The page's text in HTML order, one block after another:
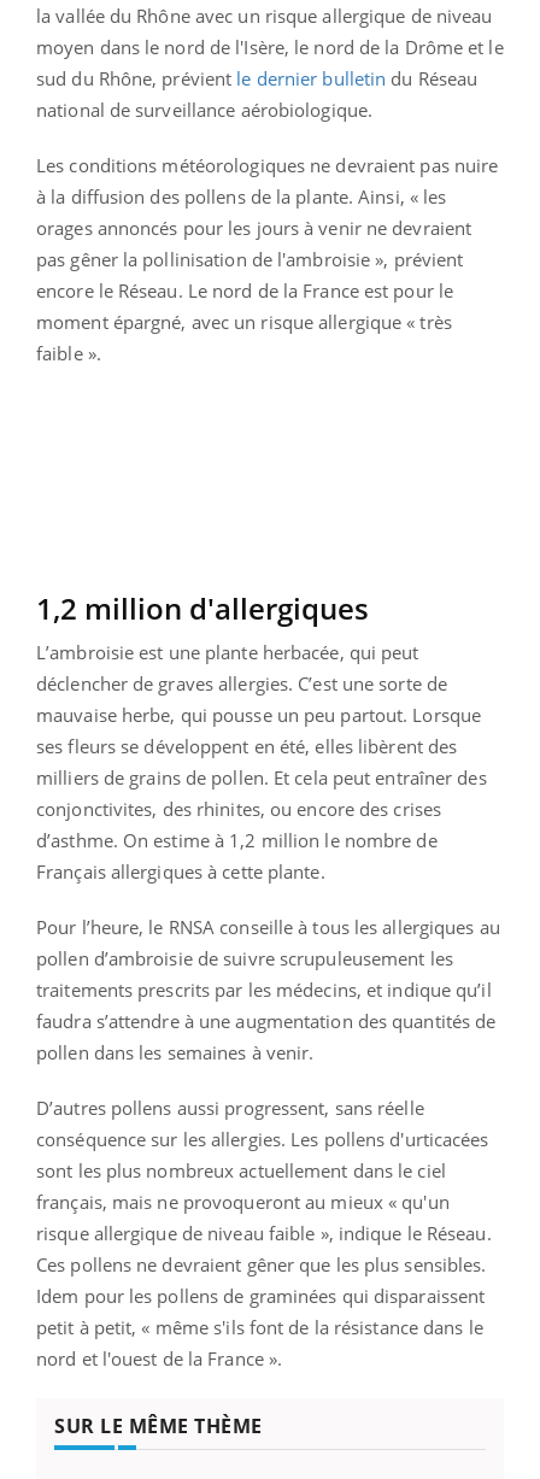
la vallée du Rhône avec un risque allergique de niveau
moyen dans le nord de l'Isère, le nord de la Drôme et le
sud du Rhône, prévient le dernier bulletin du Réseau
national de surveillance aérobiologique.
Les conditions météorologiques ne devraient pas nuire
à la diffusion des pollens de la plante. Ainsi, « les
orages annoncés pour les jours à venir ne devraient
pas gêner la pollinisation de l'ambroisie », prévient
encore le Réseau. Le nord de la France est pour le
moment épargné, avec un risque allergique « très
faible ».
1,2 million d'allergiques
L’ambroisie est une plante herbacée, qui peut
déclencher de graves allergies. C’est une sorte de
mauvaise herbe, qui pousse un peu partout. Lorsque
ses fleurs se développent en été, elles libèrent des
milliers de grains de pollen. Et cela peut entraîner des
conjonctivites, des rhinites, ou encore des crises
d’asthme. On estime à 1,2 million le nombre de
Français allergiques à cette plante.
Pour l’heure, le RNSA conseille à tous les allergiques au
pollen d’ambroisie de suivre scrupuleusement les
traitements prescrits par les médecins, et indique qu’il
faudra s’attendre à une augmentation des quantités de
pollen dans les semaines à venir.
D’autres pollens aussi progressent, sans réelle
conséquence sur les allergies. Les pollens d'urticacées
sont les plus nombreux actuellement dans le ciel
français, mais ne provoqueront au mieux « qu'un
risque allergique de niveau faible », indique le Réseau.
Ces pollens ne devraient gêner que les plus sensibles.
Idem pour les pollens de graminées qui disparaissent
petit à petit, « même s'ils font de la résistance dans le
nord et l'ouest de la France ».
SUR LE MÊME THÈME